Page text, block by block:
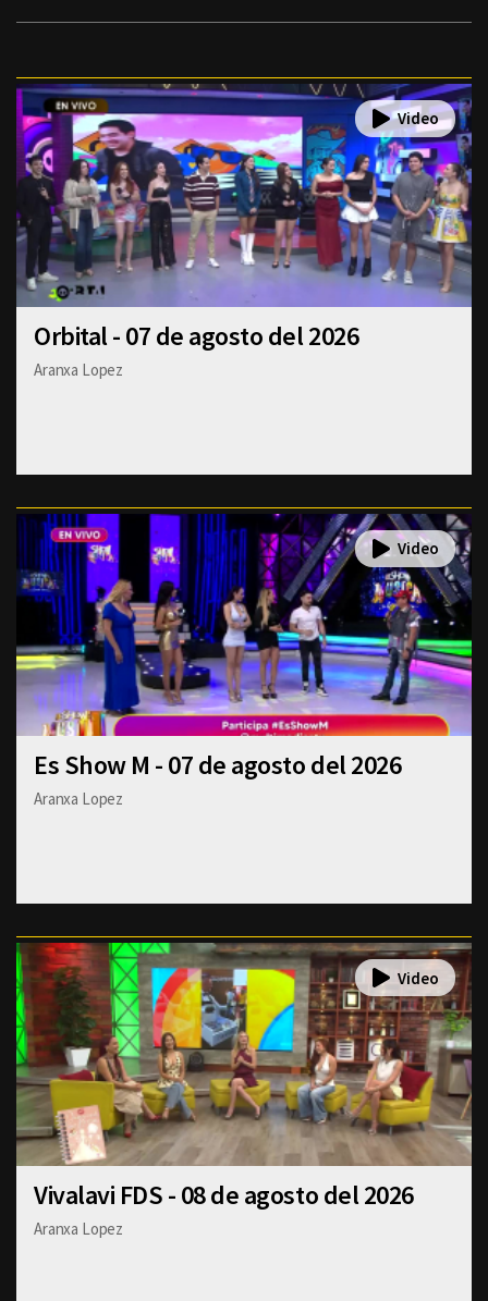
Orbital - 07 de agosto del 2026
Aranxa Lopez
Es Show M - 07 de agosto del 2026
Aranxa Lopez
Vivalavi FDS - 08 de agosto del 2026
Aranxa Lopez